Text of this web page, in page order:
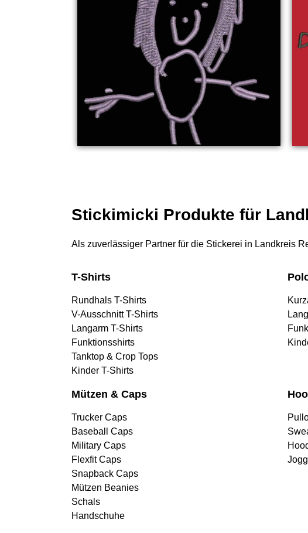
Stickimicki Produkte für
Als zuverlässiger Partner für die Stickerei in Landkreis
T-Shirts
Rundhals T-Shirts
V-Ausschnitt T-Shirts
Langarm T-Shirts
Funktionsshirts
Tanktop & Crop Tops
Kinder T-Shirts
Mützen & Caps
Trucker Caps
Baseball Caps
Military Caps
Flexfit Caps
Snapback Caps
Mützen Beanies
Schals
Handschuhe